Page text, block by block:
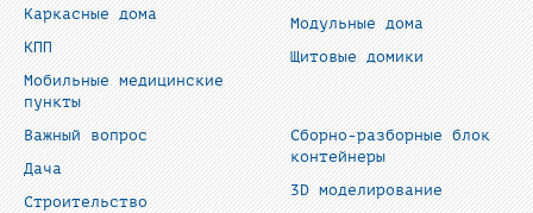
Каркасные дома
КПП
Мобильные медицинские
пункты
Модульные дома
Щитовые домики
Важный вопрос
Дача
Строительство
Сборно-разборные блок
контейнеры
3D моделирование